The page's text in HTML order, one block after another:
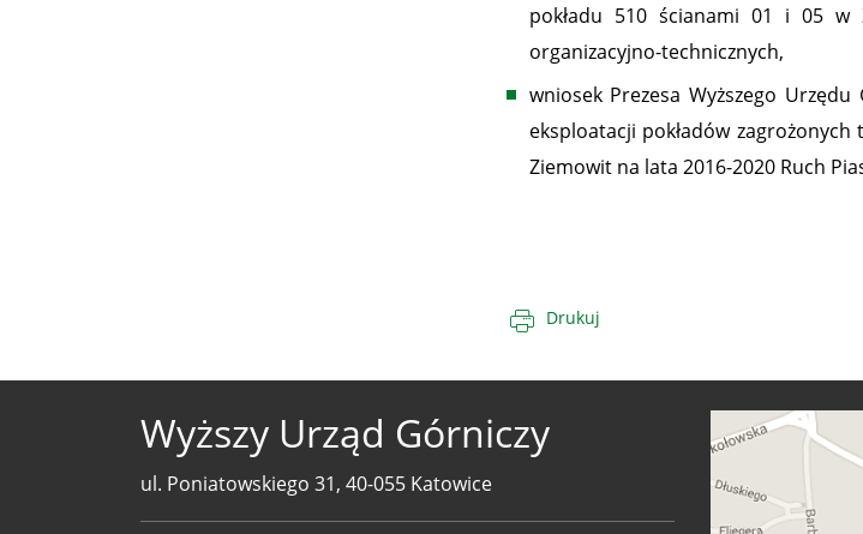
pokładu 510 ścianami 01 i 05 w
organizacyjno-technicznych,
wniosek Prezesa Wyższego
eksploatacji pokładów
Ziemowit na lata 2016-2020 Ruch
Drukuj
Wyższy Urząd Górniczy
ul. Poniatowskiego 31, 40-055 Katowice